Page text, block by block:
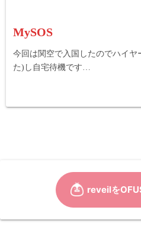
MySOS
今回は関空で入国したのでハイ
た)し自宅待機です…